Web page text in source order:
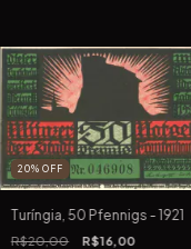
20% OFF
Turíngia, 50 Pfennigs - 1921
R$20,00 R$16,00